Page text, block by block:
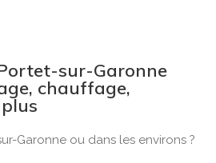
sur-Garonne
chauffage,
Garonne ou dans les environs ?